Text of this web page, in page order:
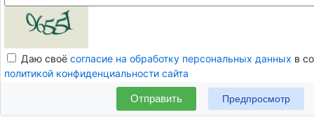
Даю своё согласие на обработку персональных данных в
политикой конфиденциальности сайта
Отправить